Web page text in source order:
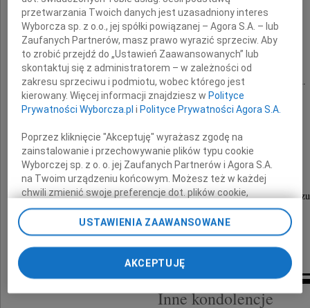
Anna Grześkowiak
zawsze pełna ciepła, życzliwości i optymizmu.
Taką Ją będziemy pamiętać.
Łącząc się w bólu i smutku, całej
Rodzinie
składamy najszczersze wyrazy głębokiego
pracownicy Firmy Grześkowiak
Inne kondolencje
przetwarzania Twoich danych jest uzasadniony interes
Wyborcza sp. z o.o., jej spółki powiązanej – Agora S.A. – lub
Zaufanych Partnerów, masz prawo wyrazić sprzeciw. Aby
to zrobić przejdź do „Ustawień Zaawansowanych” lub
skontaktuj się z administratorem – w zależności od
zakresu sprzeciwu i podmiotu, wobec którego jest
kierowany. Więcej informacji znajdziesz wPolityce
Prywatności Wyborcza.pl iPolityce Prywatności Agora S.A.
Poprzez kliknięcie "Akceptuję" wyrażasz zgodę na
zainstalowanie i przechowywanie plików typu cookie
Wyborczej sp. z o. o. jej Zaufanych Partnerów i Agora S.A.
na Twoim urządzeniu końcowym. Możesz też w każdej
chwili zmienić swoje preferencje dot. plików cookie,
ponownie wywołując narzędzie do zarządzania Twoimi
preferencjami dot. przetwarzania danych poprzez
odnośnik „Ustawienia prywatności” w stopce serwisu i
przechodząc do sekcji „Ustawienia zaawansowane”.
Zmiana ustawień plików cookie możliwa jest także za
pomocą ustawień przeglądarki.
My, nasi Zaufani Partnerzy i Agora S.A. możemy
USTAWIENIA ZAAWANSOWANE
AKCEPTUJĘ